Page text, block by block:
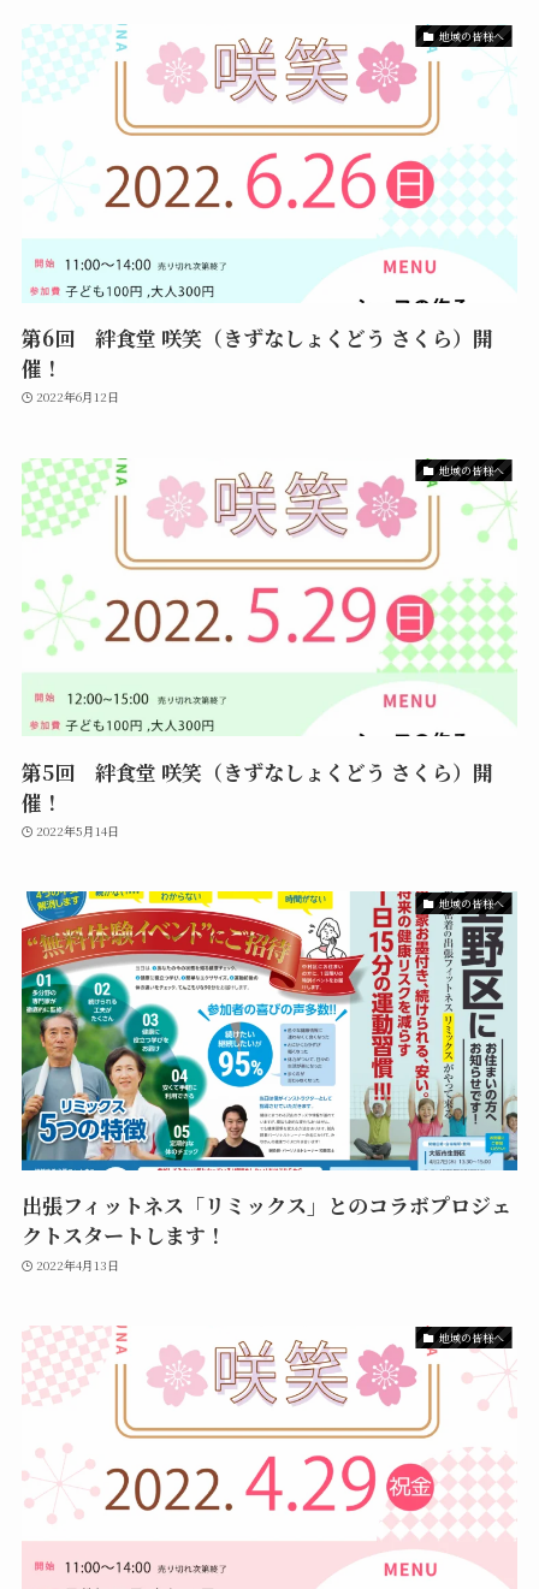
地域の皆様へ
第6回 絆食堂 咲笑（きずなしょくどう さくら）開
催！
2022年6月12日
地域の皆様へ
第5回 絆食堂 咲笑（きずなしょくどう さくら）開
催！
2022年5月14日
地域の皆様へ
出張フィットネス「リミックス」とのコラボプロジェ
クトスタートします！
2022年4月13日
地域の皆様へ